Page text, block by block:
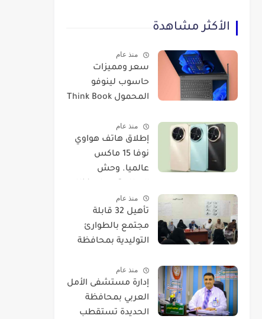
الأكثر مشاهدة
منذ عام
سعر ومميزات
حاسوب لينوفو
المحمول Think Book
منذ عام
​إطلاق هاتف هواوي
نوفا 15 ماكس
عالميا. وحش
EMUI 14.
منذ عام
تأهيل 32 قابلة
مجتمع بالطوارئ
التوليدية بمحافظة
منذ عام
إدارة مستشفى الأمل
العربي بمحافظة
الحديدة تستقطب